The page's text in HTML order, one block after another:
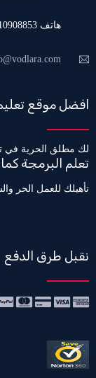
هاتف 201110908853+
افضل موقع
لك مطلق الحرية في
تعلم البرمجة
تأهيلك للعمل الحر
نقبل طرق الدفع